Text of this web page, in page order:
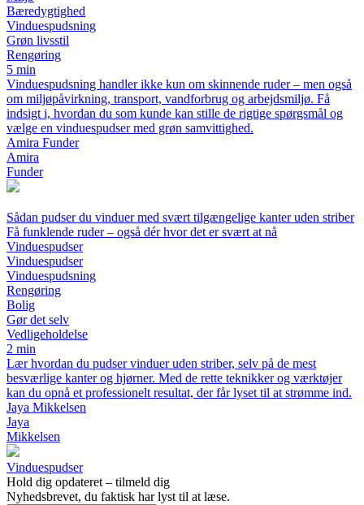
Bæredygtighed
Vinduespudsning
Grøn livsstil
Rengøring
5 min
Vinduespudsning handler ikke kun om skinnende ruder – men også
om miljøpåvirkning, transport, vandforbrug og arbejdsmiljø. Få
indsigt i, hvordan du som kunde kan stille de rigtige spørgsmål og
vælge en vinduespudser med grøn samvittighed.
Amira Funder
Amira
Funder
Sådan pudser du vinduer med svært tilgængelige kanter uden striber
Få funklende ruder – også dér hvor det er svært at nå
Vinduespudser
Vinduespudser
Vinduespudsning
Rengøring
Bolig
Gør det selv
Vedligeholdelse
2 min
Lær hvordan du pudser vinduer uden striber, selv på de mest
besværlige kanter og hjørner. Med de rette teknikker og værktøjer
kan du opnå et professionelt resultat, der får lyset til at strømme ind.
Jaya Mikkelsen
Jaya
Mikkelsen
Vinduespudser
Hold dig opdateret – tilmeld dig
Nyhedsbrevet, du faktisk har lyst til at læse.